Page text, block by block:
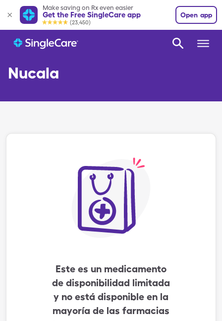
Make saving on Rx even easier
Get the Free SingleCare app
(23,450)
Open app
Nucala
Este es un medicamento
de disponibilidad limitada
y no está disponible en la
mayoría de las farmacias